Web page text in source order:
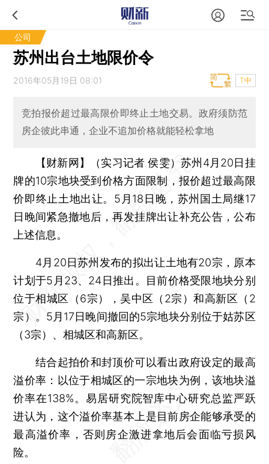
公司
苏州出台土地限价令
2016年05月19日 08:01 T中
竞拍报价超过最高限价即终止土地交易。政府须防范
房企彼此串通，企业不追加价格就能轻松拿地
【财新网】（实习记者 侯雯）苏州4月20日挂
牌的10宗地块受到价格方面限制，报价超过最高限
价即终止土地出让。5月18日晚，苏州国土局继17
日晚间紧急撤地后，再发挂牌出让补充公告，公布
上述信息。
4月20日苏州发布的拟出让土地有20宗，原本
计划于5月23、24日推出。目前价格受限地块分别
位于相城区（6宗），吴中区（2宗）和高新区（2
宗）。5月17日晚间撤回的5宗地块分别位于姑苏区
（3宗）、相城区和高新区。
结合起拍价和封顶价可以看出政府设定的最高
溢价率：以位于相城区的一宗地块为例，该地块溢
价率在138%。易居研究院智库中心研究总监严跃
进认为，这个溢价率基本上是目前房企能够承受的
最高溢价率，否则房企激进拿地后会面临亏损风
险。